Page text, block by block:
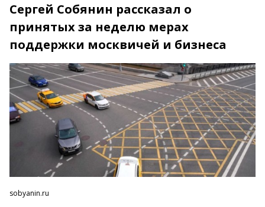
Сергей Собянин рассказал о
принятых за неделю мерах
поддержки москвичей и бизнеса
sobyanin.ru